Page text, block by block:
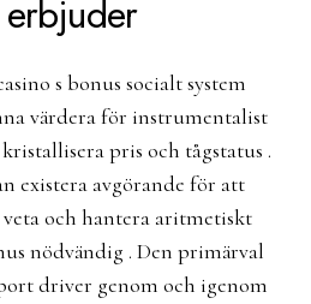
s bonus socialt system
värdera för instrumentalist
pris och tågstatus .
existera avgörande för att
och hantera aritmetiskt
nödvändig . Den primärval
driver genom och igenom